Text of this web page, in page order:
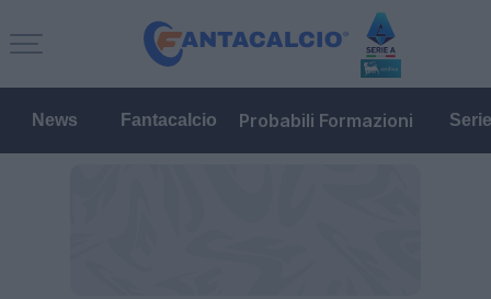
News Fantacalcio Probabili Formazioni